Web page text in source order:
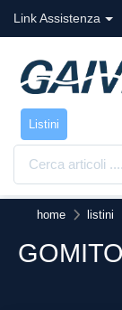
Link Assistenza
Listini
home listini